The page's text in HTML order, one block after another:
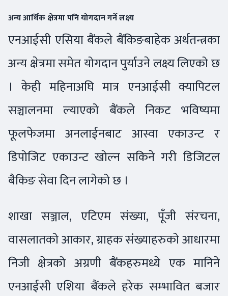
अन्य आर्थिक क्षेत्रमा पनि योगदान गर्ने लक्ष्य
एनआईसी एसिया बैंकले बैंकिङबाहेक अर्थतन्त्रका
अन्य क्षेत्रमा समेत योगदान पुर्याउने लक्ष्य लिएको छ
। केही महिनाअघि मात्र एनआईसी क्यापिटल
सञ्चालनमा ल्याएको बैंकले निकट भविष्यमा
फूलफेजमा अनलाईनबाट आस्वा एकाउन्ट र
डिपोजिट एकाउन्ट खोल्न सकिने गरी डिजिटल
बैकिङ सेवा दिन लागेको छ ।
शाखा सञ्जाल, एटिएम संख्या, पूँजी संरचना,
वासलातको आकार, ग्राहक संख्याहरुको आधारमा
निजी क्षेत्रको अग्रणी बैंकहरुमध्ये एक मानिने
एनआईसी एशिया बैंकले हरेक सम्भावित बजार